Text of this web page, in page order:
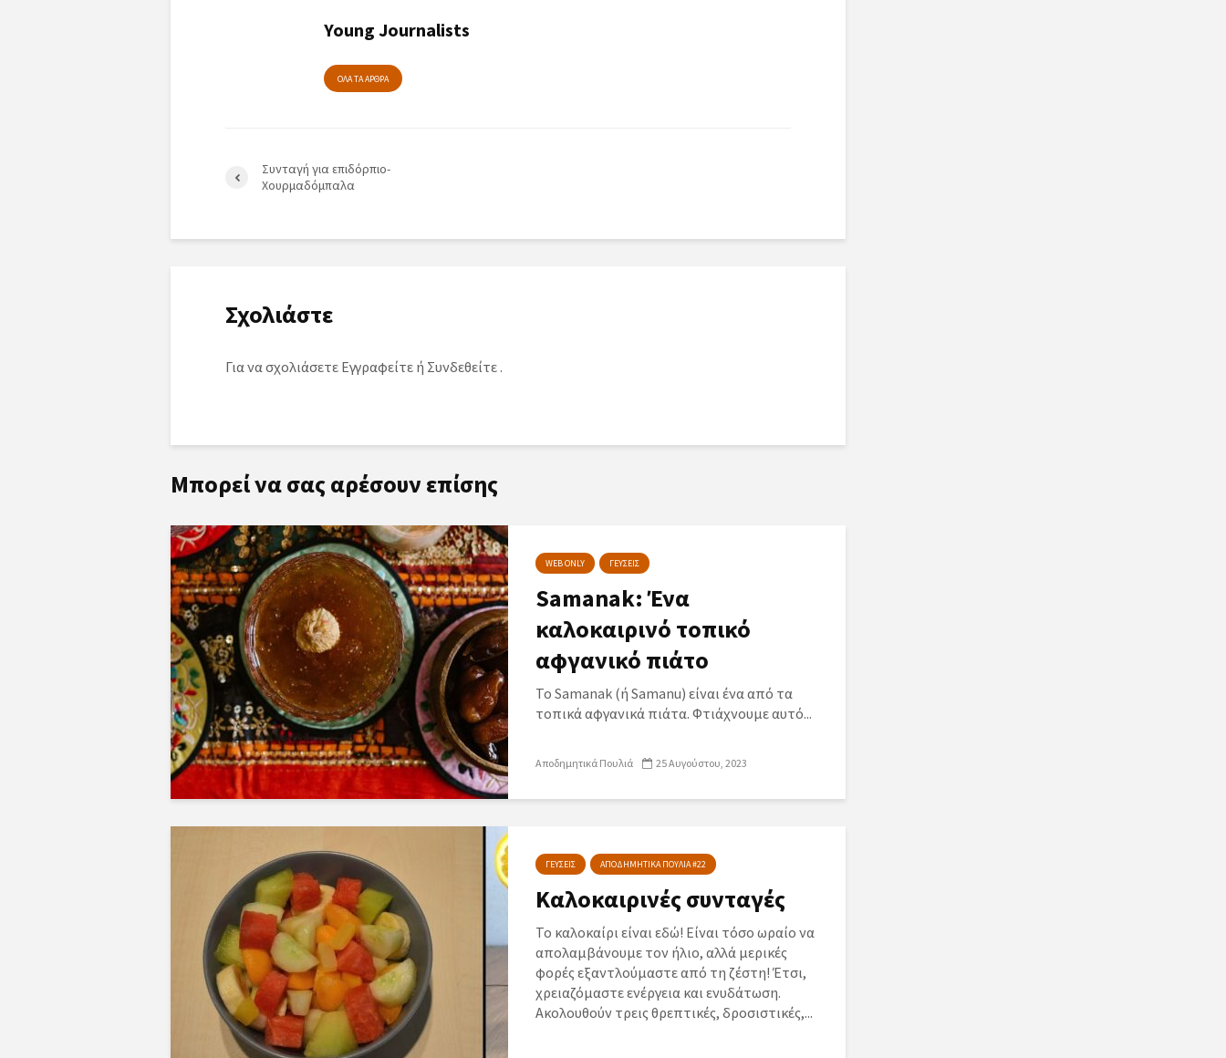
Young Journalists
ΟΛΑ ΤΑ ΑΡΘΡΑ
Συνταγή για επιδόρπιο-
Χουρμαδόμπαλα
Σχολιάστε
Για να σχολιάσετε Εγγραφείτε ή Συνδεθείτε .
Μπορεί να σας αρέσουν επίσης
WEB ONLY ΓΕΥΣΕΙΣ
Samanak: Ένα
καλοκαιρινό τοπικό
αφγανικό πιάτο
Το Samanak (ή Samanu) είναι ένα από τα
τοπικά αφγανικά πιάτα. Φτιάχνουμε αυτό...
Αποδημητικά Πουλιά 25 Αυγούστου, 2023
ΓΕΥΣΕΙΣ ΑΠΟΔΗΜΗΤΙΚΑ ΠΟΥΛΙΑ #22
Καλοκαιρινές συνταγές
Το καλοκαίρι είναι εδώ! Είναι τόσο ωραίο να
απολαμβάνουμε τον ήλιο, αλλά μερικές
φορές εξαντλούμαστε από τη ζέστη! Έτσι,
χρειαζόμαστε ενέργεια και ενυδάτωση.
Ακολουθούν τρεις θρεπτικές, δροσιστικές,...